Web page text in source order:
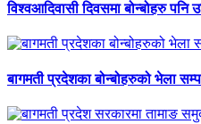
विश्वआदिवासी दिवसमा बोन्बोहरु पनि
बागमती प्रदेशका बोन्बोहरुको भेला